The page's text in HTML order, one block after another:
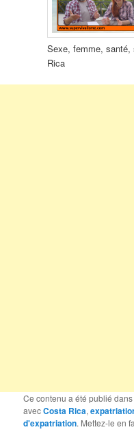
Sexe, femme, santé,
Rica
Ce contenu a été publié dans
avecCosta Rica,
d'expatriation. Mettez-le en